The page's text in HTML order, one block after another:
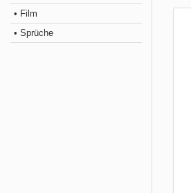
• Film
• Sprüche